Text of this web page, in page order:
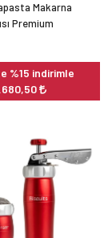
Makarna
Premium
%15 indirimle